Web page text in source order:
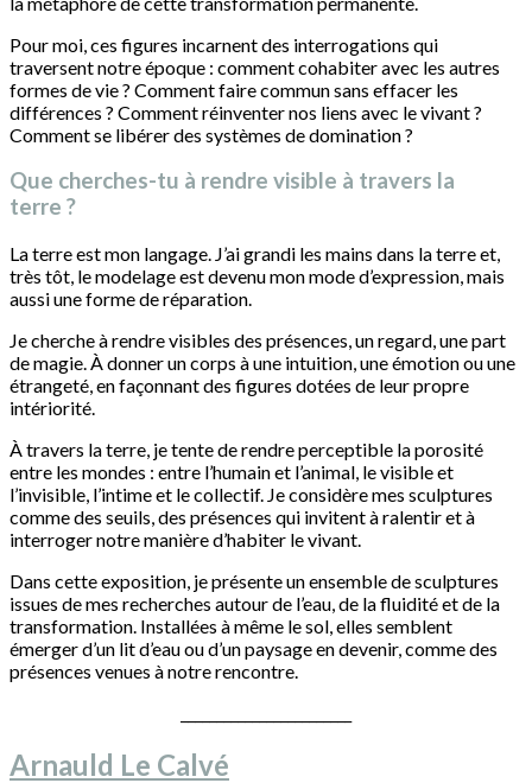
Pour moi, ces figures incarnent des interrogations qui
traversent notre époque : comment cohabiter avec les autres
formes de vie ? Comment faire commun sans effacer les
différences ? Comment réinventer nos liens avec le vivant ?
Comment se libérer des systèmes de domination ?
Que cherches-tu à rendre visible à travers la
terre ?
La terre est mon langage. J’ai grandi les mains dans la terre et,
très tôt, le modelage est devenu mon mode d’expression, mais
aussi une forme de réparation.
Je cherche à rendre visibles des présences, un regard, une part
de magie. À donner un corps à une intuition, une émotion ou une
étrangeté, en façonnant des figures dotées de leur propre
intériorité.
À travers la terre, je tente de rendre perceptible la porosité
entre les mondes : entre l’humain et l’animal, le visible et
l’invisible, l’intime et le collectif. Je considère mes sculptures
comme des seuils, des présences qui invitent à ralentir et à
interroger notre manière d’habiter le vivant.
Dans cette exposition, je présente un ensemble de sculptures
issues de mes recherches autour de l’eau, de la fluidité et de la
transformation. Installées à même le sol, elles semblent
émerger d’un lit d’eau ou d’un paysage en devenir, comme des
présences venues à notre rencontre.
Arnauld Le Calvé